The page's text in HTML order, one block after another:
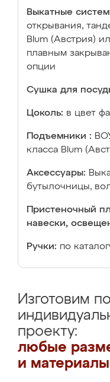
Выкатные
открывания,
Blum (Австрия)
плавным
опции
Сушка для
Цоколь: в цвет
Подъемники :
класса Blum
Аксессуары:
бутылочницы,
Пристеночный
навески,
Ручки: по
Изготовим по
проекту:
любые
и материалы